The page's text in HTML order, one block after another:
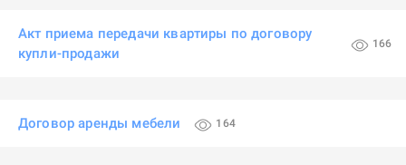
Акт приема передачи квартиры по договору
купли-продажи
166
Договор аренды мебели 164